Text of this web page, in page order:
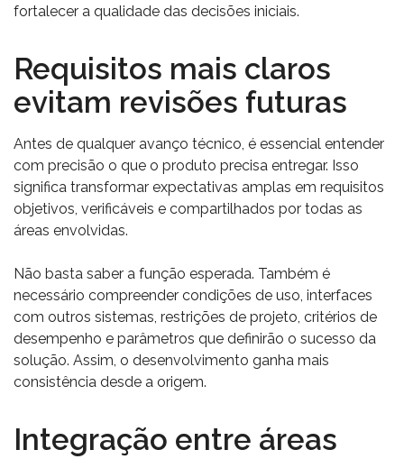
fortalecer a qualidade das decisões iniciais.
Requisitos mais claros
evitam revisões futuras
Antes de qualquer avanço técnico, é essencial entender
com precisão o que o produto precisa entregar. Isso
significa transformar expectativas amplas em requisitos
objetivos, verificáveis e compartilhados por todas as
áreas envolvidas.
Não basta saber a função esperada. Também é
necessário compreender condições de uso, interfaces
com outros sistemas, restrições de projeto, critérios de
desempenho e parâmetros que definirão o sucesso da
solução. Assim, o desenvolvimento ganha mais
consistência desde a origem.
Integração entre áreas